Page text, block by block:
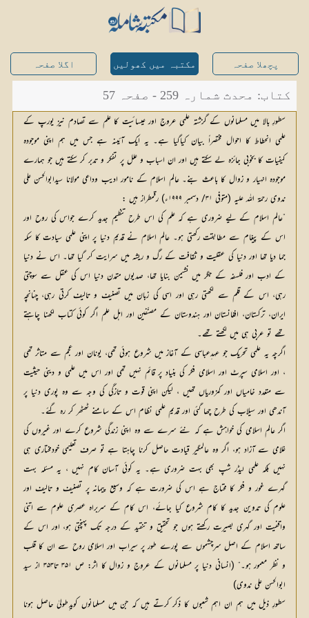
پچھلا صفحہ مکتبہ میں کھولیں اگلا صفحہ
کتاب: محدث شمارہ 259 - صفحہ 57
سطورِ بالا میں مسلمانوں کے گزشتہ علمی عروج اور عیسائیت کا علم سے تصادم نیز یورپ کے
علمی انحطاط کا احوال مختصراً بیان کیاگیا ہے۔ یہ ایک آئینہ ہے جس میں ہم اپنی موجودہ
کیفیات کا بخوبی جائزہ لے سکتے ہیں اور ان اسباب و علل پر تفکر و تدبر کر سکتے ہیں جو ہمارے
موجودہ انہیار و زوال کا باعث بنے۔ عالم اسلام کے نامور ادیب وداعی مولانا سیدابوالحسن علی
ندوی رحمۃ اللہ علیہ (متوفی ۳۱/ دسمبر ۱۹۹۹ء) رقمطراز ہیں :
”عالم اسلام کے لیے ضروری ہے کہ علم کی اس طرح تنظیم جدید کرے جواس کی روح اور
اس کے پیغام سے مطابقت رکھتی ہو۔ عالم اسلام نے قدیم دنیا پر اپنی علمی سیادت کا سکہ
جما دیا تھا اور دنیا کی عقلیت و ثقافت کے رگ و ریشہ میں سرایت کر گیا تھا۔ اس نے دنیا
کے ادب اور فلسفہ کے جگر میں نشیمن بنایا تھا، صدیوں متمدن دنیا اس کی عقل سے سوچتی
رہی، اس کے قلم سے لکھتی رہی اور اسی کی زبان میں تصنیف و تالیف کرتی رہی، چنانچہ
ایران، ترکستان، افغانستان اور ہندوستان کے مصنّفین اور اہل علم اگر کوئی کتاب لکھنا چاہتے
تھے تو عربی ہی میں لکھتے تھے۔
اگرچہ یہ علمی تحریک جو عہد ِعباسی کے آغاز میں شروع ہوئی تھی، یونان اور عجم سے متاثر تھی
، اور اسلامی سپرٹ اور اسلامی فکر کی بنیاد پر قائم نہیں تھی اور اس میں علمی و دینی حیثیت
سے متعدد خامیاں اور کمزوریاں تھیں ، لیکن اپنی قوت و تازگی کی وجہ سے وہ پوری دنیا پر
آندھی اور سیلاب کی طرح چھا گئی اور قدیم علمی نظام اس کے سامنے ٹھٹھر کر رہ گئے۔
اگر عالم اسلامی کی خواہش ہے کہ نئے سرے سے وہ اپنی زندگی شروع کرے اور غیروں کی
غلامی سے آزاد ہو، اگر وہ عالمگیر قیادت حاصل کرنا چاہتا ہے تو صرف تعلیمی خودمختاری ہی
نہیں بلکہ علمی لیڈر شپ بھی بہت ضروری ہے۔ یہ کوئی آسان کام نہیں ، یہ مسئلہ بہت
گہرے غور و فکر کا محتاج ہے اس کی ضرورت ہے کہ وسیع پیمانہ پر تصنیف و تالیف اور
علوم کی تدوین جدید کا کام شروع کیا جائے، اس کام کے سربراہ عصری علوم سے اتنی
واقفیت اور گہری بصیرت رکھتے ہوں جو تحقیق و تنقید کے درجہ تک پہنچتی ہو، اور اس کے
ساتھ اسلام کے اصل سرچشموں سے پورے طور پر سیراب اور اسلامی روح سے ان کا قلب
و نظر معمور ہو۔“ (انسانی دنیا پر مسلمانوں کے عروج و زوال کا اثر: ص ۳۵۱ تا۳۵۳ از سید
ابوالحسن علی ندوی)
سطورِ ذیل میں ہم ان اہم شعبوں کا ذکر کرتے ہیں کہ جن میں مسلمانوں کوید ِطولیٰ حاصل ہونا